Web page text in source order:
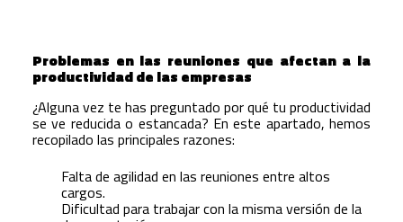
Problemas en las reuniones que afectan a la
productividad de las empresas
¿Alguna vez te has preguntado por qué tu productividad
se ve reducida o estancada? En este apartado, hemos
recopilado las principales razones:
Falta de agilidad en las reuniones entre altos
cargos.
Dificultad para trabajar con la misma versión de la